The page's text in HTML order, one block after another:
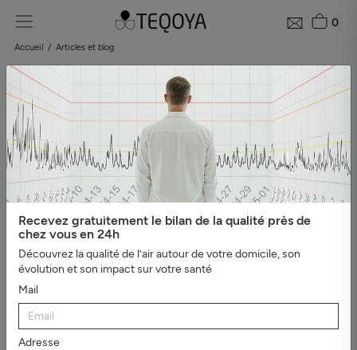
0
Accueil Articles et blog
Blog : guide de la qualité de l'air
Catégories
#Tout afficher
#Bien-être, sommeil et ions
négatifs
#L'essentiel #Guide du purificateur d'air
#Pollution
de l'air
#Asthme et
allergies
#Véhicules #Evénements #Intérieur sain
#Virus,
bactéries et moisissures
#Mauvaises odeurs
#Santé et
productivité au travail
Recevez gratuitement le bilan de la qualité près de
chez vous en 24h
Découvrez la qualité de l’air autour de votre domicile, son
évolution et son impact sur votre santé
Mail
Adresse